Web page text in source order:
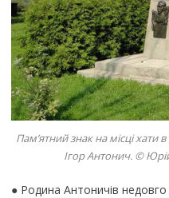
Пам’ятний знак на місці хати
Ігор Антонич. ©
● Родина Антоничів